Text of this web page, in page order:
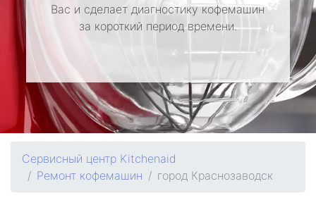
Вас и сделает диагностику кофемашин
за короткий период времени.
Сервисный центр Kitchenaid
Ремонт кофемашин
город Краснозаводск